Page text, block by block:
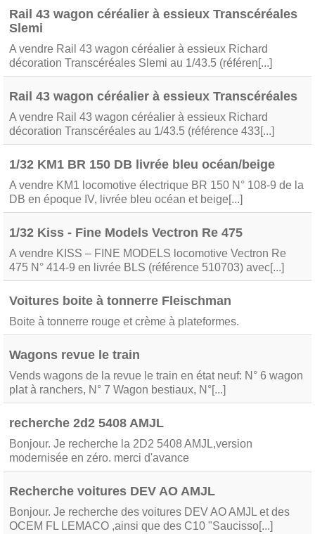
Rail 43 wagon céréalier à essieux Transcéréales
Slemi
A vendre Rail 43 wagon céréalier à essieux Richard
décoration Transcéréales Slemi au 1/43.5 (référen[...]
Rail 43 wagon céréalier à essieux Transcéréales
A vendre Rail 43 wagon céréalier à essieux Richard
décoration Transcéréales au 1/43.5 (référence 433[...]
1/32 KM1 BR 150 DB livrée bleu océan/beige
A vendre KM1 locomotive électrique BR 150 N° 108-9 de la
DB en époque IV, livrée bleu océan et beige[...]
1/32 Kiss - Fine Models Vectron Re 475
A vendre KISS – FINE MODELS locomotive Vectron Re
475 N° 414-9 en livrée BLS (référence 510703) avec[...]
Voitures boite à tonnerre Fleischman
Boite à tonnerre rouge et crème à plateformes.
Wagons revue le train
Vends wagons de la revue le train en état neuf: N° 6 wagon
plat à ranchers, N° 7 Wagon bestiaux, N°[...]
recherche 2d2 5408 AMJL
Bonjour. Je recherche la 2D2 5408 AMJL,version
modernisée en zéro. merci d'avance
Recherche voitures DEV AO AMJL
Bonjour. Je recherche des voitures DEV AO AMJL et des
OCEM FL LEMACO ,ainsi que des C10 "Saucisso[...]